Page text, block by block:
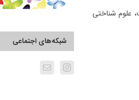
علوم شناختی
شبکه‌های اجتماعی